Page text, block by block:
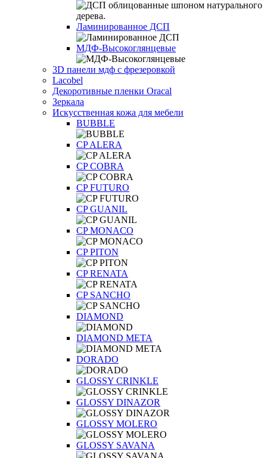
Ламинированное ДСП
МДФ-Высокоглянцевые
3D панели мдф с фрезеровкой
Lacobel
Декоротивные пленки Oracal
Зеркала
Искусственная кожа для мебели
BUBBLE
CP ALERA
CP COBRA
CP FUTURO
CP GUANIL
CP MONACO
CP PITON
CP RENATA
CP SANCHO
DIAMOND
DIAMOND META
DORADO
GLOSSY CRINKLE
GLOSSY DINAZOR
GLOSSY MOLERO
GLOSSY SAVANA